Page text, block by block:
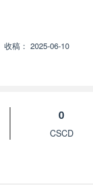
收稿： 2025-06-10
0
CSCD